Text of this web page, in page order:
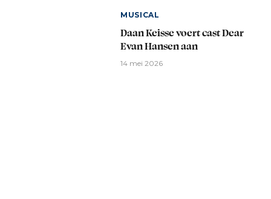
MUSICAL
Daan Keisse voert cast Dear
Evan Hansen aan
14 mei 2026